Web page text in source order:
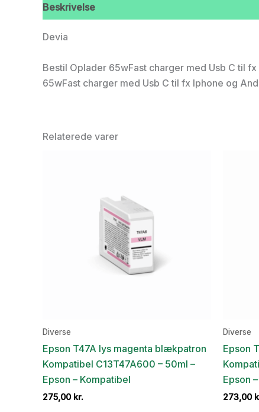
Beskrivelse
Devia
Bestil Oplader 65wFast charger med Usb C til
65wFast charger med Usb C til fx Iphone og
Relaterede varer
Diverse
Epson T47A lys magenta blækpatron
Kompatibel C13T47A600 – 50ml –
Epson – Kompatibel
275,00 kr.
Diverse
Epson
Epson
273,00